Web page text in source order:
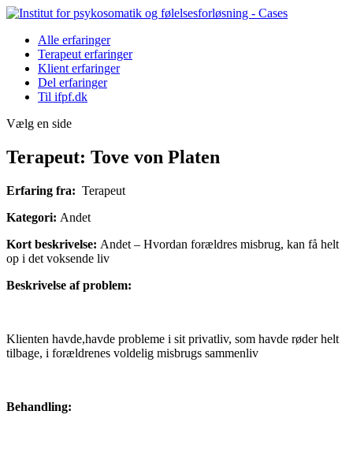
Alle erfaringer
Terapeut erfaringer
Klient erfaringer
Del erfaringer
Til ifpf.dk
Vælg en side
Terapeut: Tove von Platen
Erfaring fra: Terapeut
Kategori: Andet
Kort beskrivelse: Andet – Hvordan forældres misbrug, kan få helt
op i det voksende liv
Beskrivelse af problem:
Klienten havde,havde probleme i sit privatliv, som havde røder helt
tilbage, i forældrenes voldelig misbrugs sammenliv
Behandling: